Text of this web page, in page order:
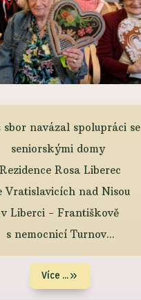
sbor navázal spolupráci se
seniorskými domy
Rezidence Rosa Liberec
Vratislavicích nad Nisou
v Liberci - Františkově
s nemocnicí Turnov...
Více ...